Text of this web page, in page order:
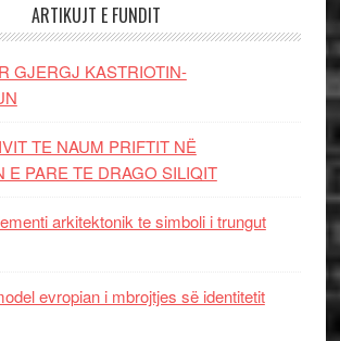
ARTIKUJT E FUNDIT
GJERGJ KASTRIOTIN-
TE NAUM PRIFTIT NË
E PARE TE DRAGO SILIQIT
arkitektonik te simboli i trungut
evropian i mbrojtjes së identitetit